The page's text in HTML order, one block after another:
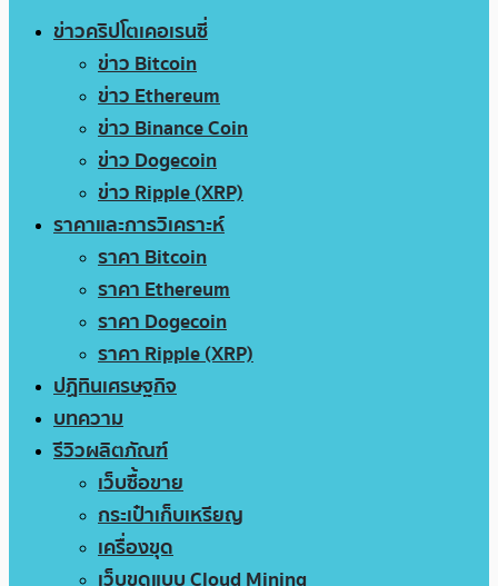
ข่าวคริปโตเคอเรนซี่
ข่าว Bitcoin
ข่าว Ethereum
ข่าว Binance Coin
ข่าว Dogecoin
ข่าว Ripple (XRP)
ราคาและการวิเคราะห์
ราคา Bitcoin
ราคา Ethereum
ราคา Dogecoin
ราคา Ripple (XRP)
ปฏิทินเศรษฐกิจ
บทความ
รีวิวผลิตภัณฑ์
เว็บซื้อขาย
กระเป๋าเก็บเหรียญ
เครื่องขุด